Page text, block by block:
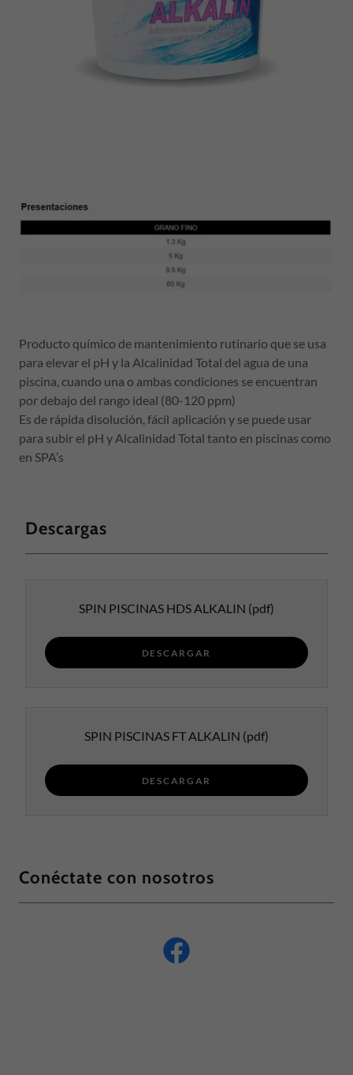
Producto químico de mantenimiento rutinario que se usa
para elevar el pH y la Alcalinidad Total del agua de una
piscina, cuando una o ambas condiciones se encuentran
por debajo del rango ideal (80-120 ppm)
Es de rápida disolución, fácil aplicación y se puede usar
para subir el pH y Alcalinidad Total tanto en piscinas como
en SPA’s
Descargas
SPIN PISCINAS HDS ALKALIN (pdf)
DESCARGAR
SPIN PISCINAS FT ALKALIN (pdf)
DESCARGAR
Conéctate con nosotros